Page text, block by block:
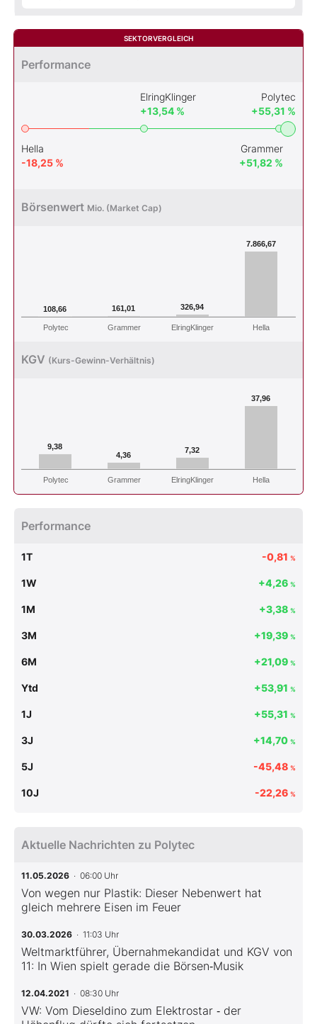
SEKTORVERGLEICH
Performance
Hella
-18,25 %
ElringKlinger
+13,54 %
Grammer
+51,82 %
Polytec
+55,31 %
Börsenwert Mio. (Market Cap)
108,66 161,01 326,94
7.866,67
Polytec Grammer ElringKlinger Hella
KGV (Kurs-Gewinn-Verhältnis)
9,38
4,36
7,32
37,96
Polytec Grammer ElringKlinger Hella
Performance
1T -0,81 %
1W +4,26 %
1M +3,38 %
3M +19,39 %
6M +21,09 %
Ytd +53,91 %
1J +55,31 %
3J +14,70 %
5J -45,48 %
10J -22,26 %
Aktuelle Nachrichten zu Polytec
11.05.2026 · 06:00 Uhr
Von wegen nur Plastik: Dieser Nebenwert hat
gleich mehrere Eisen im Feuer
30.03.2026 · 11:03 Uhr
Weltmarktführer, Übernahmekandidat und KGV von
11: In Wien spielt gerade die Börsen‑Musik
12.04.2021 · 08:30 Uhr
VW: Vom Dieseldino zum Elektrostar ‑ der